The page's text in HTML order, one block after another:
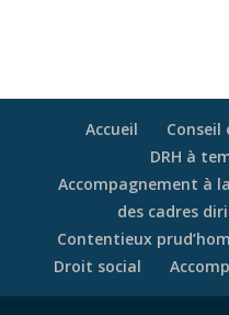
Accueil
Conseil
DRH à
Accompagnement à
des cadres
Contentieux
Droit social